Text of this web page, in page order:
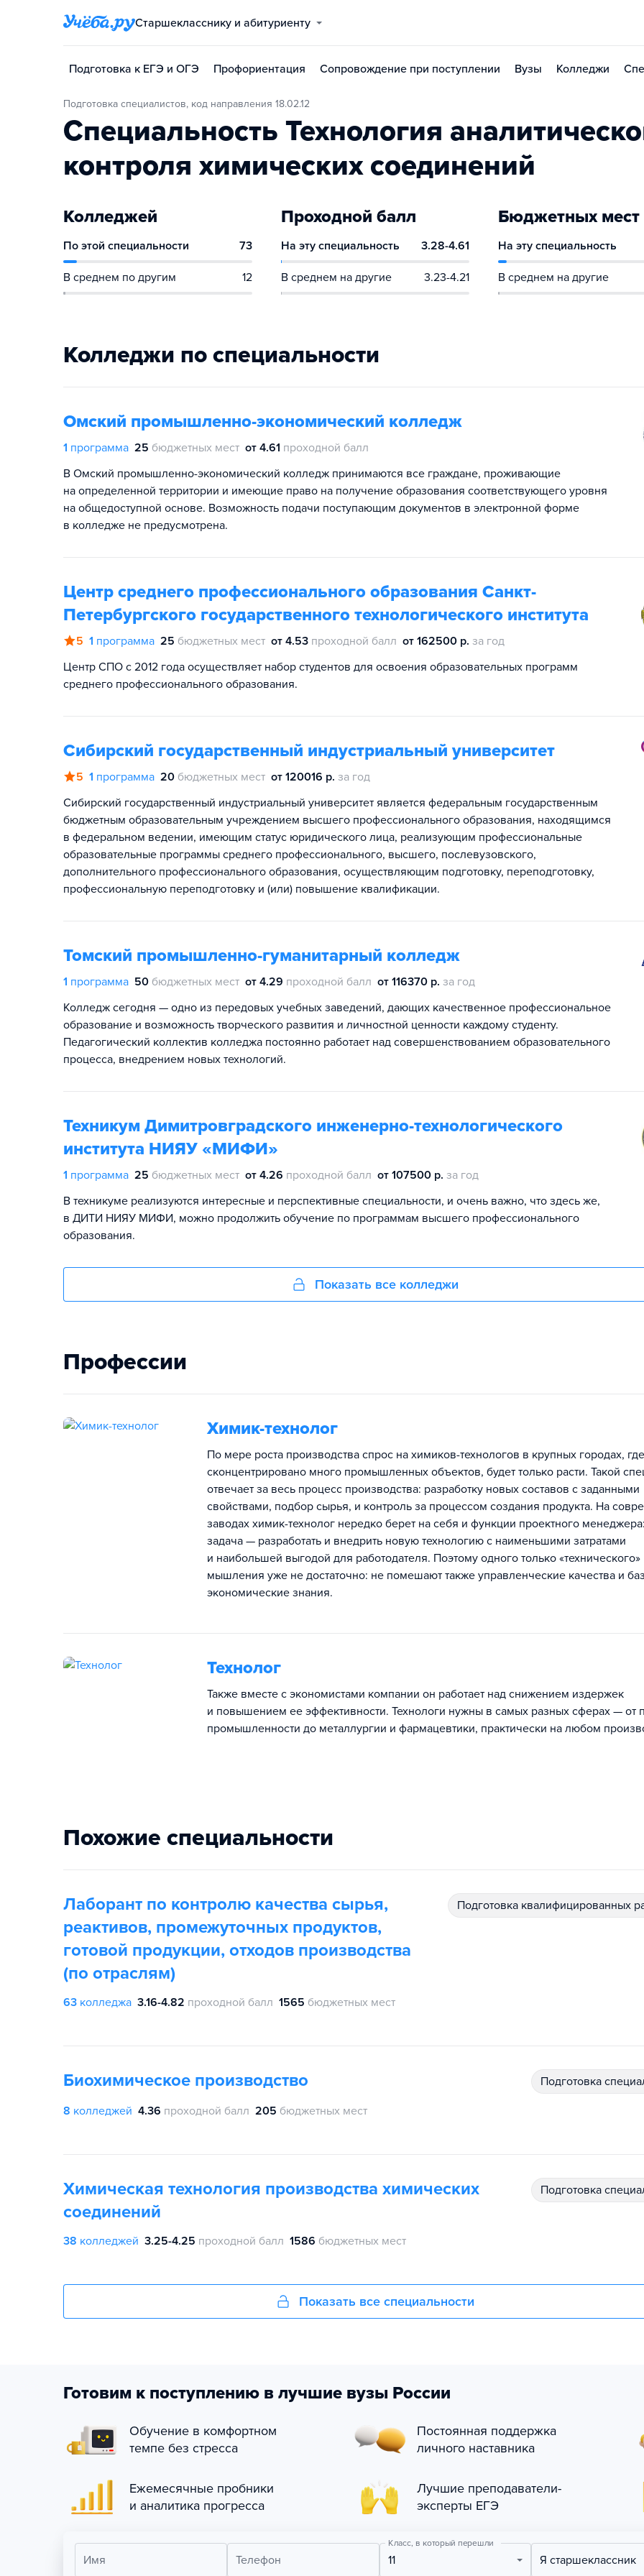
Старшекласснику и абитуриенту
Подготовка к ЕГЭ и ОГЭ Профориентация Сопровождение при поступлении Вузы Колледжи
Подготовка специалистов, код направления 18.02.12
Специальность Технология
контроля химических соединений
Колледжей
По этой специальности 73
В среднем по другим 12
Проходной балл
На эту специальность 3.28-4.61
В среднем на другие 3.23-4.21
Бюджетных мест
На эту специальность
В среднем на другие
Колледжи по специальности
Омский промышленно-экономический колледж
1 программа 25 бюджетных мест от 4.61 проходной балл
В Омский промышленно-экономический колледж принимаются все граждане, проживающие
на определенной территории и имеющие право на получение образования соответствующего уровня
на общедоступной основе. Возможность подачи поступающим документов в электронной форме
в колледже не предусмотрена.
Центр среднего профессионального образования Санкт-
Петербургского государственного технологического института
5 1 программа 25 бюджетных мест от 4.53 проходной балл от 162500 р. за год
Центр СПО с 2012 года осуществляет набор студентов для освоения образовательных программ
среднего профессионального образования.
Сибирский государственный индустриальный университет
5 1 программа 20 бюджетных мест от 120016 р. за год
Сибирский государственный индустриальный университет является федеральным государственным
бюджетным образовательным учреждением высшего профессионального образования, находящимся
в федеральном ведении, имеющим статус юридического лица, реализующим профессиональные
образовательные программы среднего профессионального, высшего, послевузовского,
дополнительного профессионального образования, осуществляющим подготовку, переподготовку,
профессиональную переподготовку и (или) повышение квалификации.
Томский промышленно-гуманитарный колледж
1 программа 50 бюджетных мест от 4.29 проходной балл от 116370 р. за год
Колледж сегодня — одно из передовых учебных заведений, дающих качественное профессиональное
образование и возможность творческого развития и личностной ценности каждому студенту.
Педагогический коллектив колледжа постоянно работает над совершенствованием образовательного
процесса, внедрением новых технологий.
Техникум Димитровградского инженерно-технологического
института НИЯУ «МИФИ»
1 программа 25 бюджетных мест от 4.26 проходной балл от 107500 р. за год
В техникуме реализуются интересные и перспективные специальности, и очень важно, что здесь же,
в ДИТИ НИЯУ МИФИ, можно продолжить обучение по программам высшего профессионального
образования.
Показать все колледжи
Профессии
Химик-технолог
По мере роста производства спрос на химиков-технологов в крупных городах, где
сконцентрировано много промышленных объектов, будет только расти. Такой
отвечает за весь процесс производства: разработку новых составов с заданными
свойствами, подбор сырья, и контроль за процессом создания продукта. На
заводах химик-технолог нередко берет на себя и функции проектного
задача — разработать и внедрить новую технологию с наименьшими затратами
и наибольшей выгодой для работодателя. Поэтому одного только «технического»
мышления уже не достаточно: не помешают также управленческие качества и
экономические знания.
Технолог
Также вместе с экономистами компании он работает над снижением издержек
и повышением ее эффективности. Технологи нужны в самых разных сферах — от
промышленности до металлургии и фармацевтики, практически на любом
Похожие специальности
Лаборант по контролю качества сырья,
реактивов, промежуточных продуктов,
готовой продукции, отходов производства
(по отраслям)
подготовка квалифицированных
63 колледжа 3.16-4.82 проходной балл 1565 бюджетных мест
Биохимическое производство подготовка
8 колледжей 4.36 проходной балл 205 бюджетных мест
Химическая технология производства химических
соединений
подготовка
38 колледжей 3.25-4.25 проходной балл 1586 бюджетных мест
Показать все специальности
Готовим к поступлению в лучшие вузы России
Обучение в комфортном
темпе без стресса
Постоянная поддержка
личного наставника
Ежемесячные пробники
и аналитика прогресса
Лучшие преподаватели-
эксперты ЕГЭ
Имя Телефон
Класс, в который перешли
11 Я старшеклассник